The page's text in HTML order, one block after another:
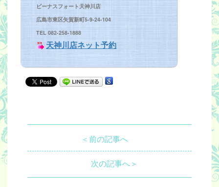
ビーナスフォート天神川店
広島市東区矢賀新町5-9-24-104
TEL 082-258-1888
天神川店ネット予約
＜前の記事へ
次の記事へ＞